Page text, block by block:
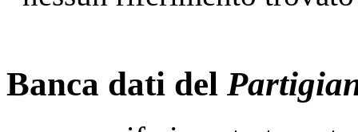
Banca dati del